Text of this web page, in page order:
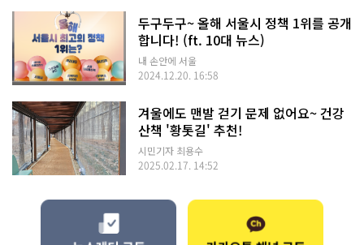
두구두구~ 올해 서울시 정책 1위를 공개
합니다! (ft. 10대 뉴스)
내 손안에 서울
2024.12.20. 16:58
겨울에도 맨발 걷기 문제 없어요~ 건강
산책 '황톳길' 추천!
시민기자 최용수
2025.02.17. 14:52